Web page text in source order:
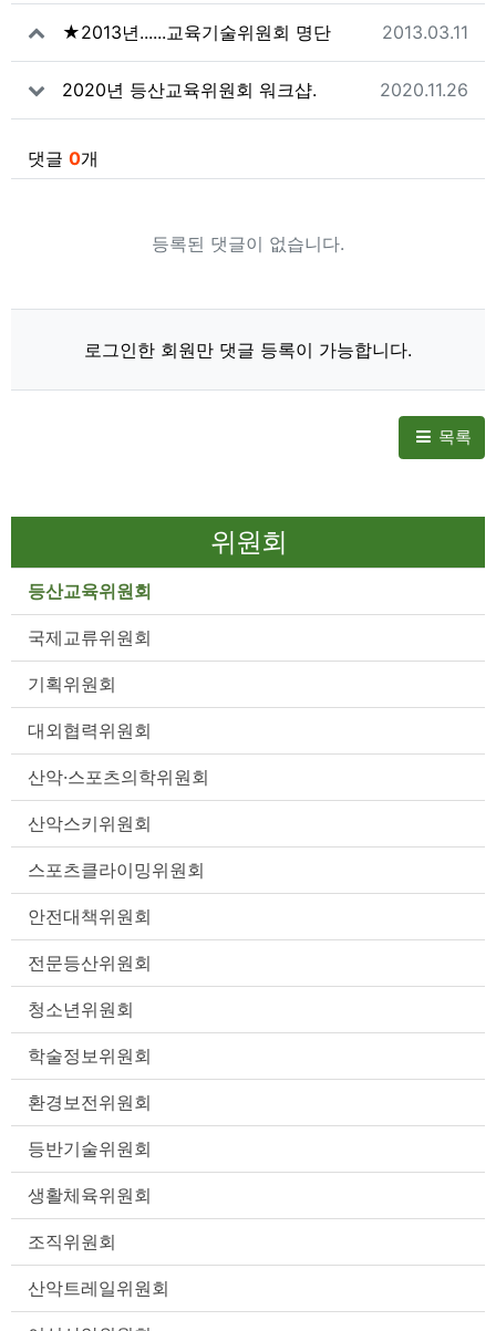
관련자료
★2013년......교육기술위원회 명단 작성일
2013.03.11
2020년 등산교육위원회 워크샵. 작성일
2020.11.26
댓글 0개
등록된 댓글이 없습니다.
로그인한 회원만 댓글 등록이 가능합니다.
목록
위원회
등산교육위원회
국제교류위원회
기획위원회
대외협력위원회
산악·스포츠의학위원회
산악스키위원회
스포츠클라이밍위원회
안전대책위원회
전문등산위원회
청소년위원회
학술정보위원회
환경보전위원회
등반기술위원회
생활체육위원회
조직위원회
산악트레일위원회